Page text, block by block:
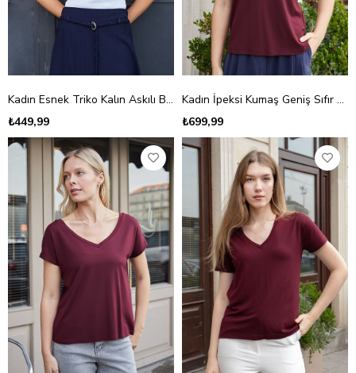
Kadın Esnek Triko Kalın Askılı Body Bluz-Krem
₺449,99
Kadın İpeksi Kumaş Geniş Sıfır Yaka Kısa Kol Tshirt Bluz-Bordo
₺699,99